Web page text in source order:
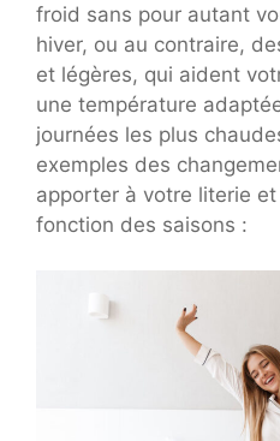
froid sans pour autant
hiver, ou au contraire,
et légères, qui aident
une température
journées les plus
exemples des
apporter à votre literie
fonction des saisons :